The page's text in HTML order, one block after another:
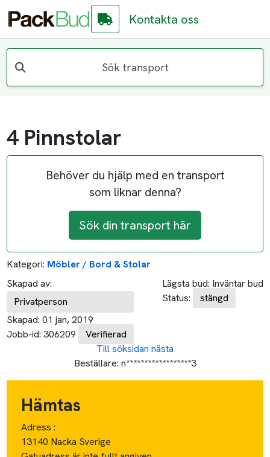
Kontakta oss
Sök transport
4 Pinnstolar
Behöver du hjälp med en transport
som liknar denna?
Sök din transport här
Kategori: Möbler / Bord & Stolar
Skapad av:
Privatperson
Skapad: 01 jan, 2019
Jobb-id: 306209 Verifierad
Lägsta bud: Inväntar bud
Status:
stängd
Till söksidan nästa
Beställare: n******************3
Hämtas
Adress :
13140 Nacka Sverige